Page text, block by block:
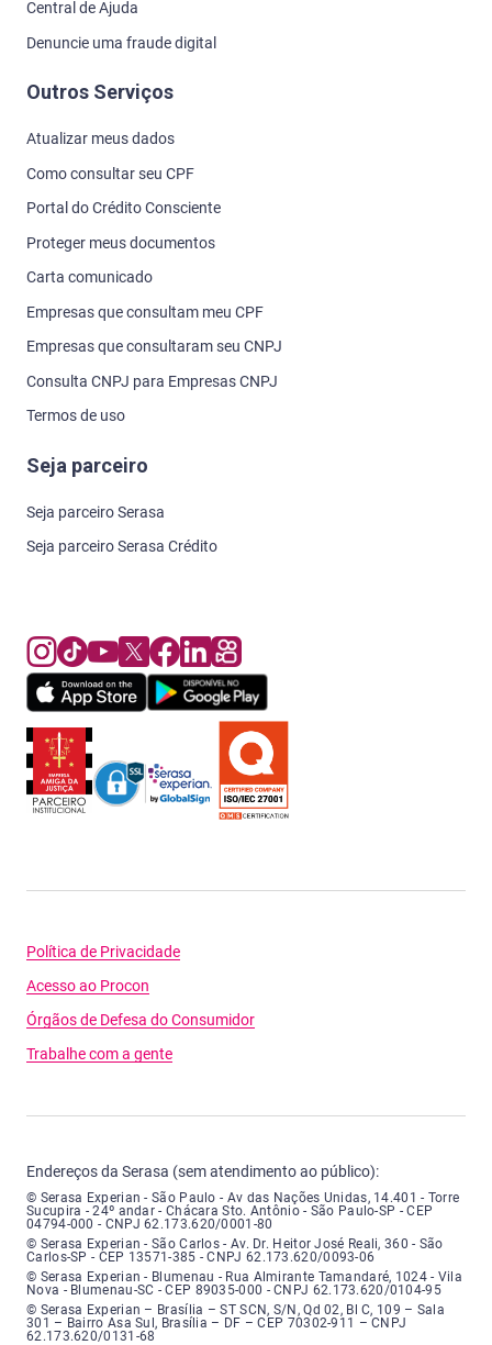
Central de Ajuda
Denuncie uma fraude digital
Outros Serviços
Atualizar meus dados
Como consultar seu CPF
Portal do Crédito Consciente
Proteger meus documentos
Carta comunicado
Empresas que consultam meu CPF
Empresas que consultaram seu CNPJ
Consulta CNPJ para Empresas CNPJ
Termos de uso
Seja parceiro
Seja parceiro Serasa
Seja parceiro Serasa Crédito
Política de Privacidade
Acesso ao Procon
Órgãos de Defesa do Consumidor
Trabalhe com a gente
Endereços da Serasa (sem atendimento ao público):
Serasa Experian - São Paulo - Endereço: Avenida das Nações Unidas,
© Serasa Experian - São Paulo - Av das Nações Unidas, 14.401 - Torre
Sucupira - 24º andar - Chácara Sto. Antônio - São Paulo-SP - CEP
04794-000 - CNPJ 62.173.620/0001-80
Serasa Experian - São Carlos - Endereço: Avenida Doutor Heitor José
© Serasa Experian - São Carlos - Av. Dr. Heitor José Reali, 360 - São
Carlos-SP - CEP 13571-385 - CNPJ 62.173.620/0093-06
Serasa Experian - Blumenau - Endereço: Rua Almirante Tamandaré,
© Serasa Experian - Blumenau - Rua Almirante Tamandaré, 1024 - Vila
Nova - Blumenau-SC - CEP 89035-000 - CNPJ 62.173.620/0104-95
Serasa Experian - Brasília, Endereço: Setor Comercial Norte, sem
© Serasa Experian – Brasília – ST SCN, S/N, Qd 02, Bl C, 109 – Sala
301 – Bairro Asa Sul, Brasília – DF – CEP 70302-911 – CNPJ
62.173.620/0131-68